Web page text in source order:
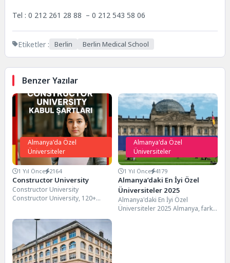
Tel : 0 212 261 28 88 – 0 212 543 58 06
Etiketler : Berlin Berlin Medical School
Benzer Yazılar
Almanya'da Özel
Üniversiteler
1 Yıl Önce 2164
Constructor University
Constructor University
Constructor University, 120+
veren özel...
Almanya'da Özel
Üniversiteler
1 Yıl Önce 4179
Almanya’daki En İyi Özel
Üniversiteler 2025
Almanya'daki En İyi Özel
Üniversiteler 2025 Almanya, farklı